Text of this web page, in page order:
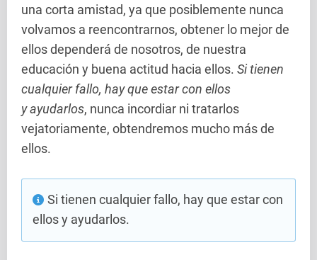
una corta amistad, ya que posiblemente nunca
volvamos a reencontrarnos, obtener lo mejor de
ellos dependerá de nosotros, de nuestra
educación y buena actitud hacia ellos. Si tienen
cualquier fallo, hay que estar con ellos
y ayudarlos, nunca incordiar ni tratarlos
vejatoriamente, obtendremos mucho más de
ellos.
Si tienen cualquier fallo, hay que estar con
ellos y ayudarlos.